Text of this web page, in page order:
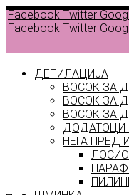
Facebook Twitter
Facebook Twitter
ДЕПИЛАЦИЈА
ВОСОК ЗА
ВОСОК ЗА
ВОСОК ЗА
ДОДАТОЦИ
НЕГА ПРЕД
products